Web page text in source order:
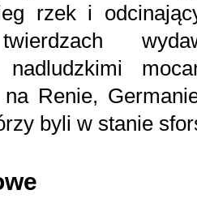
rzek i
nadludzkimi
Renie,
byli w stanie